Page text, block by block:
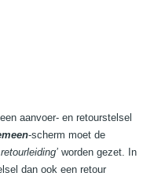
aanvoer- en retourstelsel
-scherm moet de
worden gezet. In
dan ook een retour